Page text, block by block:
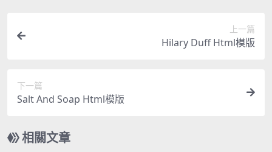
上一篇
Hilary Duff Html模版
下一篇
Salt And Soap Html模版
相關文章